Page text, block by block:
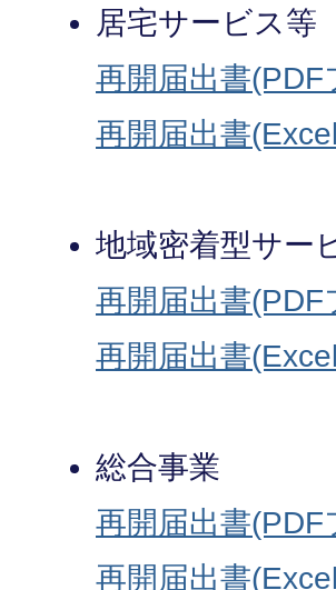
居宅サービス等
再開届出書
再開届出書
地域密着型サー
再開届出書
再開届出書
総合事業
再開届出書
再開届出書